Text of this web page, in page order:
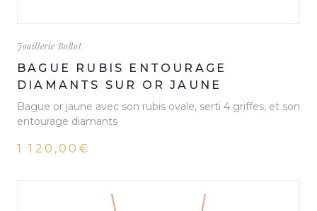
Joaillerie Bollot
BAGUE RUBIS ENTOURAGE
DIAMANTS SUR OR JAUNE
Bague or jaune avec son rubis ovale, serti 4 griffes, et son
entourage diamants
1 120,00€